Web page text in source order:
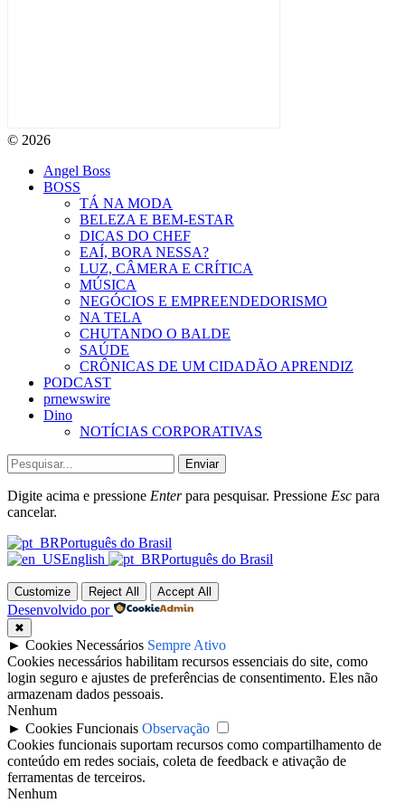
© 2026
Angel Boss
BOSS
TÁ NA MODA
BELEZA E BEM-ESTAR
DICAS DO CHEF
EAÍ, BORA NESSA?
LUZ, CÂMERA E CRÍTICA
MÚSICA
NEGÓCIOS E EMPREENDEDORISMO
NA TELA
CHUTANDO O BALDE
SAÚDE
CRÔNICAS DE UM CIDADÃO APRENDIZ
PODCAST
prnewswire
Dino
NOTÍCIAS CORPORATIVAS
Enviar
Digite acima e pressione Enterpara pesquisar. Pressione Esc para
cancelar.
Português do Brasil
English
Português do Brasil
Customize Reject All Accept All
Desenvolvido por
✖
► Cookies Necessários Sempre Ativo
Cookies necessários habilitam recursos essenciais do site, como
login seguro e ajustes de preferências de consentimento. Eles não
armazenam dados pessoais.
Nenhum
► Cookies Funcionais Observação
Cookies funcionais suportam recursos como compartilhamento de
conteúdo em redes sociais, coleta de feedback e ativação de
ferramentas de terceiros.
Nenhum